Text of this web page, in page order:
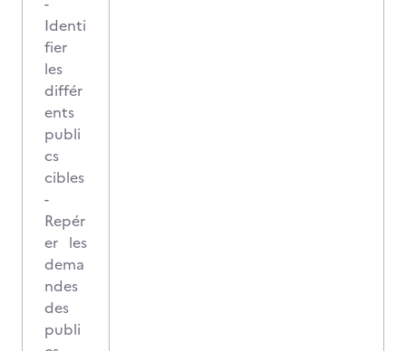
Identi
fier
les
différ
ents
publi
cs
cibles
-
Repér
er les
dema
ndes
des
publi